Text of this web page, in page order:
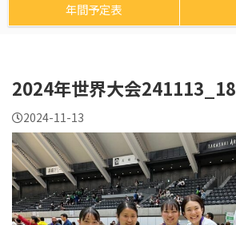
年間予定表
2024年世界大会241113_18
2024-11-13